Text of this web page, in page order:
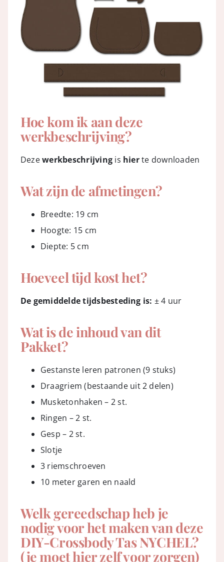
Hoe kom ik aan deze
werkbeschrijving?
Dezewerkbeschrijving is hierte downloaden
Wat zijn de afmetingen?
Breedte: 19 cm
Hoogte: 15 cm
Diepte: 5 cm
Hoeveel tijd kost het?
De gemiddelde tijdsbesteding is: ± 4 uur
Wat is de inhoud van dit
Pakket?
Gestanste leren patronen (9 stuks)
Draagriem (bestaande uit 2 delen)
Musketonhaken – 2 st.
Ringen – 2 st.
Gesp – 2 st.
Slotje
3 riemschroeven
10 meter garen en naald
Welk gereedschap heb je
nodig voor het maken van deze
DIY-Crossbody Tas NYCHEL?
(je moet hier zelf voor zorgen)